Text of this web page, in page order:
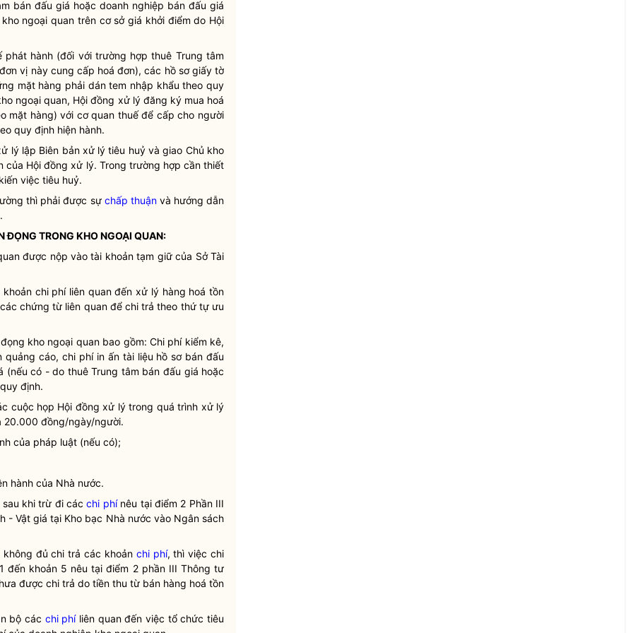
bán đấu giá hoặc doanh nghiệp bán đấu giá
ngoại quan trên cơ sở giá khởi điểm do Hội
hành (đối với trường hợp thuê Trung tâm
vị này cung cấp hoá đơn), các hồ sơ giấy tờ
mặt hàng phải dán tem nhập khẩu theo quy
ngoại quan, Hội đồng xử lý đăng ký mua hoá
mặt hàng) với cơ quan thuế để cấp cho người
quy định hiện hành.
lý lập Biên bản xử lý tiêu huỷ và giao Chủ kho
của Hội đồng xử lý. Trong trường hợp cần thiết
việc tiêu huỷ.
thì phải được sự chấp thuậnvà hướng dẫn
ĐỌNG TRONG KHO NGOẠI QUAN:
được nộp vào tài khoản tạm giữ của Sở Tài
chi phí liên quan đến xử lý hàng hoá tồn
chứng từ liên quan để chi trả theo thứ tự ưu
kho ngoại quan bao gồm: Chi phíkiểm kê,
quảng cáo,chi phíin ấn tài liệu hồ sơ bán đấu
có - do thuê Trung tâm bán đấu giá hoặc
định.
cuộc họp Hội đồng xử lý trong quá trình xử lý
20.000 đồng/ngày/người.
của pháp luật (nếu có);
hành của Nhà nước.
sau khi trừ đi cácchi phínêu tại điểm 2 Phần III
- Vật giá tại Kho bạc Nhà nước vào Ngân sách
đủ chi trả các khoản chi phí, thì việc chi
khoản 5 nêu tại điểm 2 phần III Thông tư
được chi trả do tiền thu từ bán hàng hoá tồn
bộ các chi phíliên quan đến việc tổ chức tiêu